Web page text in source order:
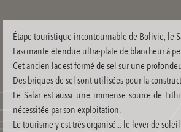
Étape touristique incontournable de Bolivie, le
Fascinante étendue ultra-plate de blancheur à
Cet ancien lac est formé de sel sur une
Des briques de sel sont utilisées pour la
Le Salar est aussi une immense source de
nécessitée par son exploitation.
Le tourisme y est très organisé... le lever de